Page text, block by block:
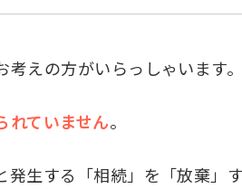
えの方がいらっしゃいます。
れていません。
生する「相続」を「放棄」す